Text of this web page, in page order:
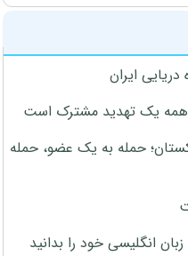
ایران
همه یک تهدید مشترک است
حمله به یک عضو، حمله
انگلیسی خود را بدانید